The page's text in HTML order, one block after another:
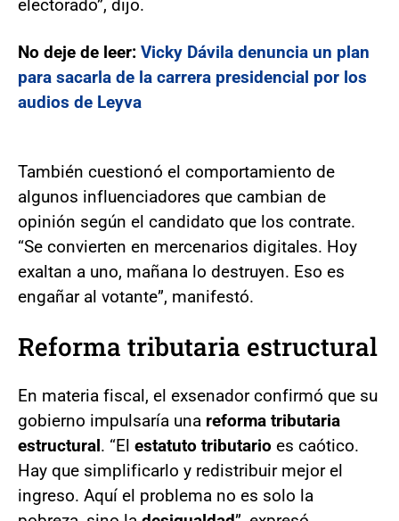
electorado”, dijo.
No deje de leer: Vicky Dávila denuncia un plan
para sacarla de la carrera presidencial por los
audios de Leyva
También cuestionó el comportamiento de
algunos influenciadores que cambian de
opinión según el candidato que los contrate.
“Se convierten en mercenarios digitales. Hoy
exaltan a uno, mañana lo destruyen. Eso es
engañar al votante”, manifestó.
Reforma tributaria estructural
En materia fiscal, el exsenador confirmó que su
gobierno impulsaría una reforma tributaria
estructural. “El estatuto tributario es caótico.
Hay que simplificarlo y redistribuir mejor el
ingreso. Aquí el problema no es solo la